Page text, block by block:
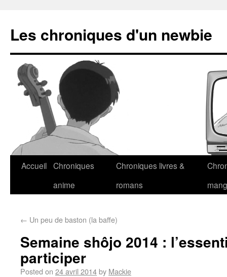
Les chroniques d'un newbie
Accueil Chroniques
anime
Chroniques livres &
romans
← Un peu de baston (la baffe)
Semaine shôjo 2014 :
participer
Posted on 24 avril 2014by Mackie